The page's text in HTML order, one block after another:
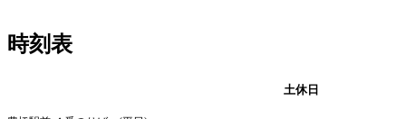
時刻表
土休日